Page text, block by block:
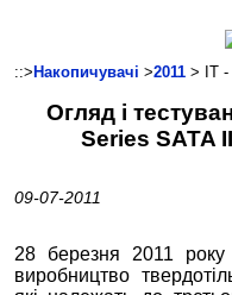
::> Накопичувачі >2011 > IT -
Огляд і
Series SATA
09-07-2011
28 березня 2011
виробництво